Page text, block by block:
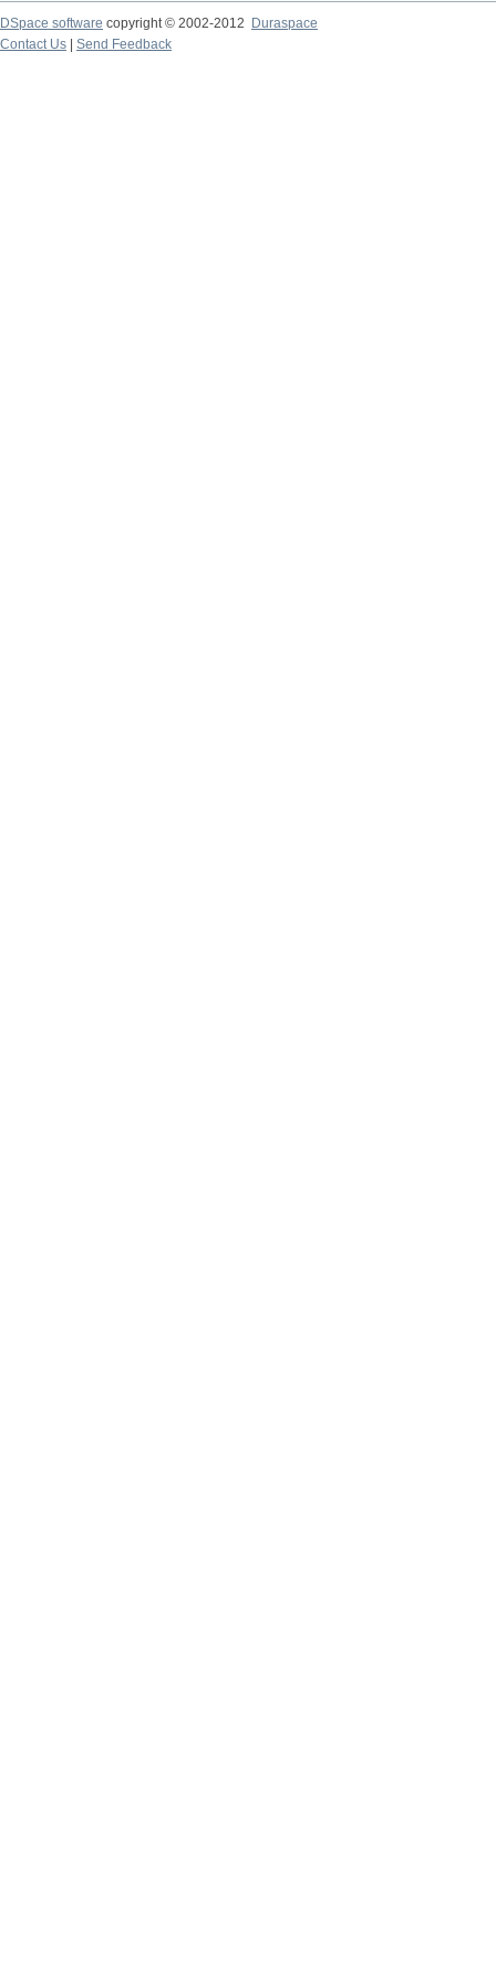
DSpace software copyright © 2002-2012
Duraspace
Contact Us
Send Feedback